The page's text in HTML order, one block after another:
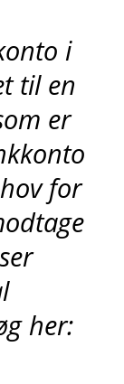
i
til en
er
for
her: